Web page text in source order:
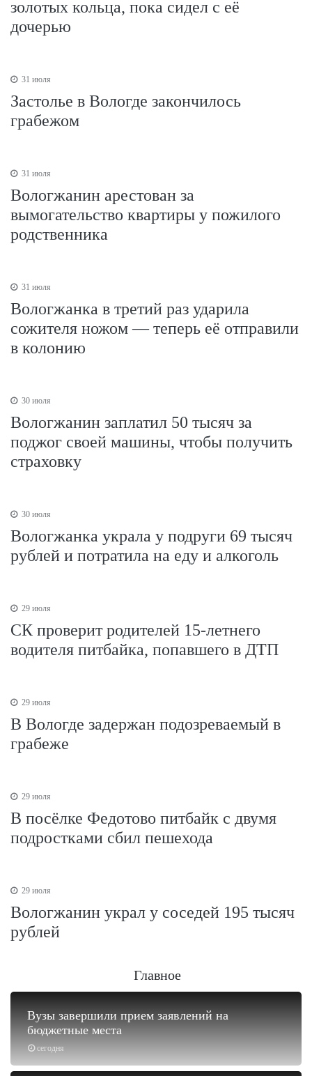
золотых кольца, пока сидел с её
дочерью
31 июля
Застолье в Вологде закончилось
грабежом
31 июля
Вологжанин арестован за
вымогательство квартиры у пожилого
родственника
31 июля
Вологжанка в третий раз ударила
сожителя ножом — теперь её отправили
в колонию
30 июля
Вологжанин заплатил 50 тысяч за
поджог своей машины, чтобы получить
страховку
30 июля
Вологжанка украла у подруги 69 тысяч
рублей и потратила на еду и алкоголь
29 июля
СК проверит родителей 15-летнего
водителя питбайка, попавшего в ДТП
29 июля
В Вологде задержан подозреваемый в
грабеже
29 июля
В посёлке Федотово питбайк с двумя
подростками сбил пешехода
29 июля
Вологжанин украл у соседей 195 тысяч
рублей
Главное
сегодня
Вузы завершили прием заявлений на
бюджетные места